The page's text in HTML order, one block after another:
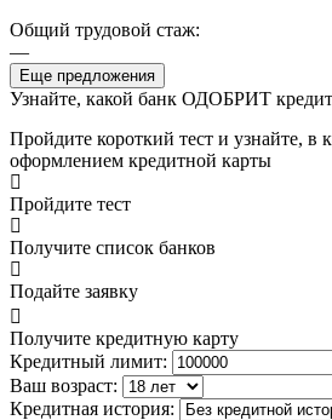
Общий трудовой стаж:
—
Еще предложения
Узнайте, какой банк ОДОБРИТ
Пройдите короткий тест и узнайте, в
оформлением кредитной карты
Пройдите тест
Получите список банков
Подайте заявку
Получите кредитную карту
Кредитный лимит:
Ваш возраст:
Кредитная история: